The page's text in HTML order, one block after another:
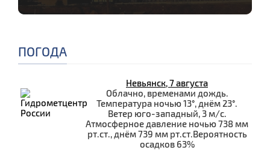
ПОГОДА
Невьянск, 7 августа
Облачно, временами дождь.
Температура ночью 13°, днём 23°.
Ветер юго-западный, 3 м/с.
Атмосферное давление ночью 738 мм
рт.ст., днём 739 мм рт.ст.Вероятность
осадков 63%